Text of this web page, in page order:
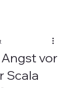
vor
Scala